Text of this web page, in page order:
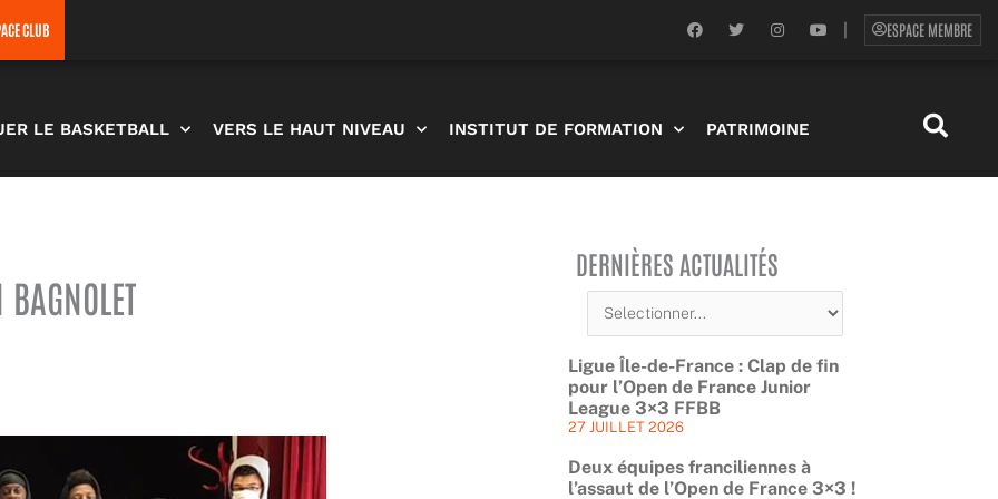
CLUB
F
a
T
w
I
n
a
Y
o
ESPACE MEMBRE
LE BASKETBALL VERS LE HAUT NIVEAU INSTITUT DE FORMATION PATRIMOINE
DERNIÈRES ACTUALITÉS
Ligue Île-de-France : Clap de fin
pour l’Open de France Junior
League 3×3 FFBB
27 JUILLET 2026
Deux équipes franciliennes à
l’assaut de l’Open de France 3×3 !